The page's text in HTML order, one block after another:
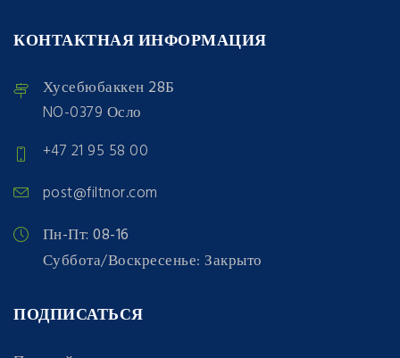
КОНТАКТНАЯ ИНФОРМАЦИЯ
Хусебюбаккен 28Б
NO-0379 Осло
+47 21 95 58 00
post@filtnor.com
Пн-Пт: 08-16
Суббота/Воскресенье: Закрыто
ПОДПИСАТЬСЯ